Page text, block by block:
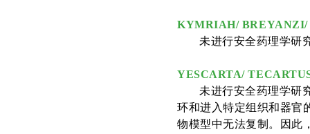
KYMRIAH/BREYANZI/
未进行安全药理学研
YESCARTA/
未进行安全药理学研
环和进入特定组织和器官
物模型中无法复制。因此